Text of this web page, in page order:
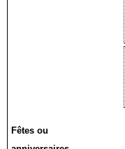
Fêtes ou